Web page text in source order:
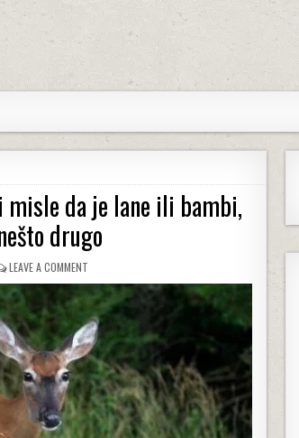
misle da je lane ili bambi,
drugo
LEAVE A COMMENTON
KAKO
SE
ZOVE
MLADUNČE
KOŠUTE?
MNOGI
MISLE
DA
JE
LANE